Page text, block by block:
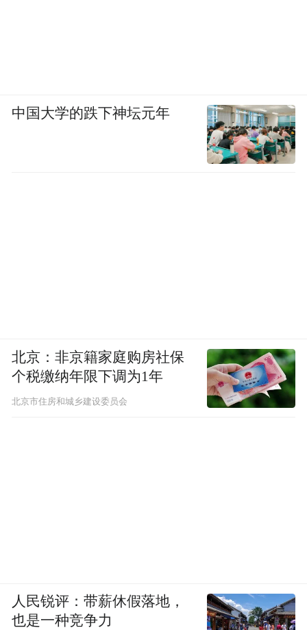
中国大学的跌下神坛元年
北京：非京籍家庭购房社保
个税缴纳年限下调为1年
北京市住房和城乡建设委员会
人民锐评：带薪休假落地，
也是一种竞争力